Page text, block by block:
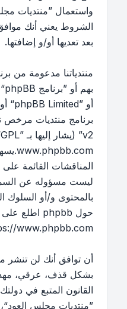
واستعمال ”منتديات
الشروط يعني أنك موافق
بعد تعديها أو/و إضافتها.
برنامج منتديات
v2” (يشار إليها بـ ”GPL“) ومن الممكن تحميله من
www.phpbb.com
ليست مسؤوله عن
بالمحتوى و/أو السلوك
حول phpbb اطلع على
www.phpbb.com/
أن توافق أنك لن تنشر
بشكل قذف، عرقي،
القانون المتبع في
”منتديات مجلس